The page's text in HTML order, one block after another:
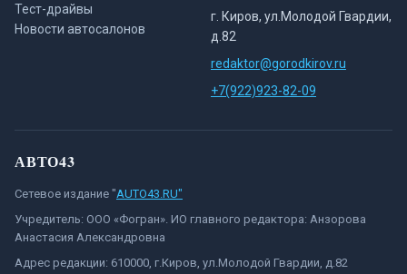
Тест-драйвы
Новости автосалонов
г. Киров, ул.Молодой Гвардии,
д.82
redaktor@gorodkirov.ru
+7(922)923-82-09
АВТО43
Сетевое издание "AUTO43.RU"
Учредитель: ООО «Фогран». ИО главного редактора: Анзорова
Анастасия Александровна
Адрес редакции: 610000, г.Киров, ул.Молодой Гвардии, д.82